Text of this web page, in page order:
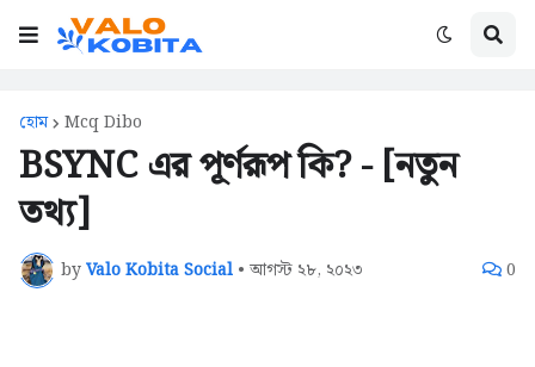
হোম Mcq Dibo
BSYNC এর পূর্ণরূপ কি? - [নতুন
তথ্য]
byValo Kobita Social • আগস্ট ২৮, ২০২৩ 0